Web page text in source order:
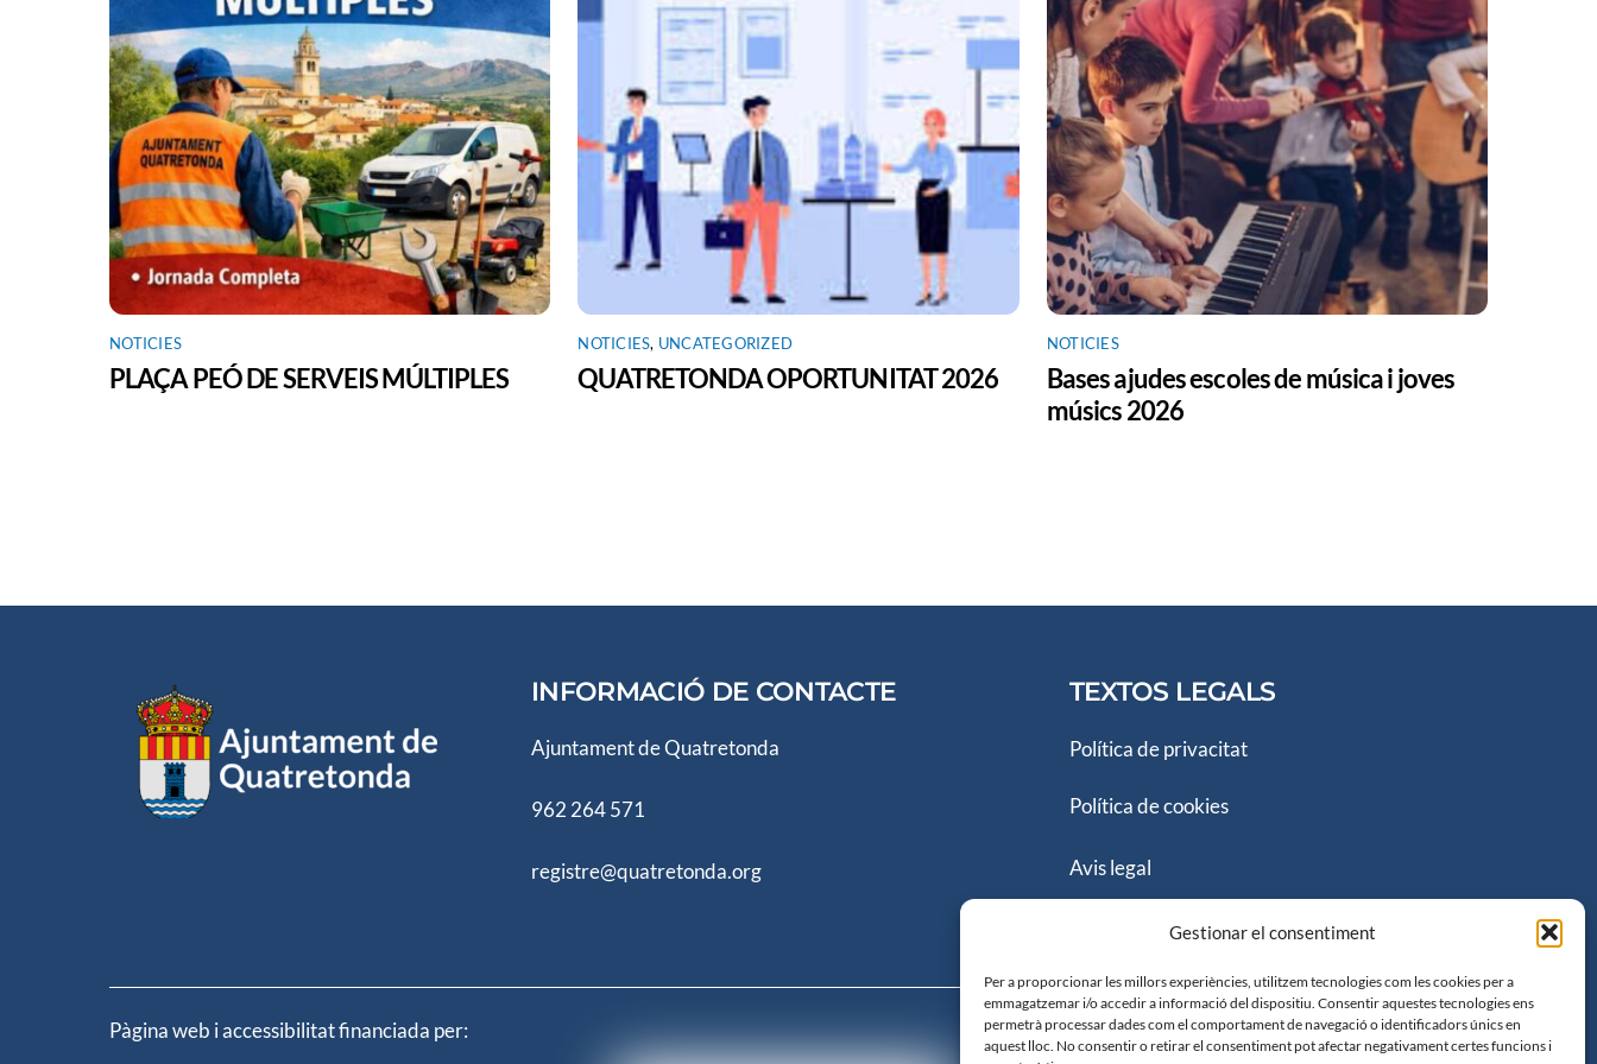
Gestionar el consentiment
Per a proporcionar les millors experiències, utilitzem tecnologies com les cookies per a
emmagatzemar i/o accedir a informació del dispositiu. Consentir aquestes tecnologies ens
permetrà processar dades com el comportament de navegació o identificadors únics en
aquest lloc. No consentir o retirar el consentiment pot afectar negativament certes funcions i
NOTICIES
PLAÇA PEÓ DE SERVEIS MÚLTIPLES
NOTICIES, UNCATEGORIZED
QUATRETONDA OPORTUNITAT 2026
NOTICIES
Bases ajudes escoles de música i joves
músics 2026
INFORMACIÓ DE CONTACTE
Ajuntament de Quatretonda
962 264 571
registre@quatretonda.org
TEXTOS LEGALS
Política de privacitat
Política de cookies
Avis legal
Declaració d’Accessibilitat
Pàgina web i accessibilitat financiada per: